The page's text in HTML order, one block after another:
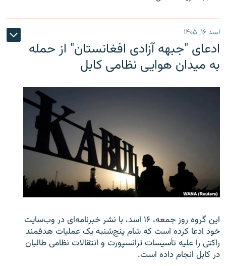
اسد ۱۶, ۱۴۰۵
ادعای "جبهه آزادی افغانستان" از حمله
به میدان هوایی نظامی کابل
این گروه روز جمعه، ۱۶ اسد، با نشر خبرنامه‌ای در وب‌سایت
خود ادعا کرده است که شام پنج‌شنبه یک عملیات هدفمند
راکتی را علیه تأسیسات ترانسپورت و انتقالات نظامی طالبان
در کابل انجام داده است.